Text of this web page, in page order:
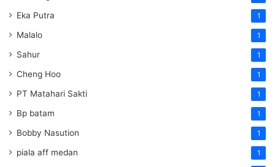
Eka Putra 1
Malalo 1
Sahur 1
Cheng Hoo 1
PT Matahari Sakti 1
Bp batam 1
Bobby Nasution 1
piala aff medan 1